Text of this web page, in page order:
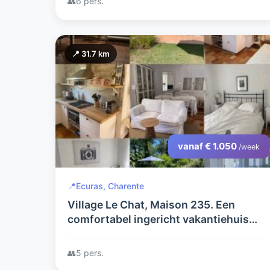
📍 31.7 km
vanaf € 1.050 /week
📍Ecuras, Charente
Village Le Chat, Maison 235. Een
comfortabel ingericht vakantiehuis
internet, nieuwe keuken en
👥5 pers.